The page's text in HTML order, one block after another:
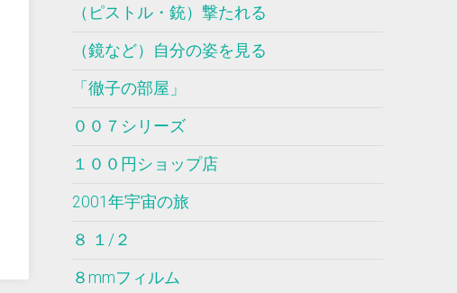
（ピストル・銃）撃たれる
（鏡など）自分の姿を見る
「徹子の部屋」
００７シリーズ
１００円ショップ店
2001年宇宙の旅
８ １/２
８mmフィルム